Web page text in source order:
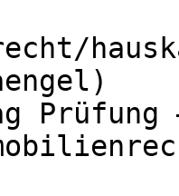
Prüfung